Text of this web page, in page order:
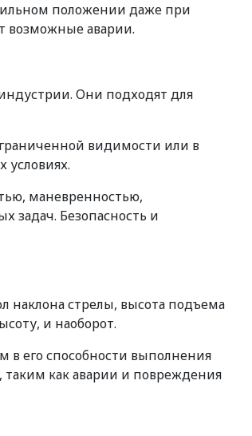
положении даже при
возможные аварии.
Они подходят для
видимости или в
условиях.
маневренностью,
задач. Безопасность и
наклона стрелы, высота подъема
и наоборот.
в его способности выполнения
таким как аварии и повреждения